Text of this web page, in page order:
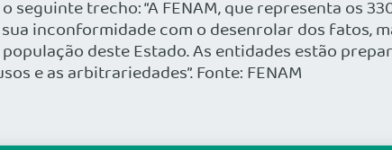
seguinte trecho: “A FENAM, que representa os
inconformidade com o desenrolar dos fatos,
deste Estado. As entidades estão
e as arbitrariedades”. Fonte: FENAM